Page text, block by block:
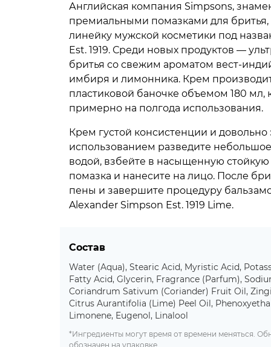
Английская компания Simpsons,
премиальными помазками для
линейку мужской косметики под
Est. 1919. Среди новых продуктов —
бритья со свежим ароматом вест-
имбиря и лимонника. Крем
пластиковой баночке объемом 180 мл,
примерно на полгода использования.
Крем густой консистенции и
использованием разведите
водой, взбейте в насыщенную
помазка и нанесите на лицо. После
пены и завершите процедуру
Alexander Simpson Est. 1919 Lime.
Состав
Water (Aqua), Stearic Acid, Myristic Acid,
Fatty Acid, Glycerin, Fragrance (Parfum),
Coriandrum Sativum (Coriander) Fruit Oil,
Citrus Aurantifolia (Lime) Peel Oil,
Limonene, Eugenol, Linalool
*Ингредиенты могут время от времени меняться.
обозначен на упаковке.